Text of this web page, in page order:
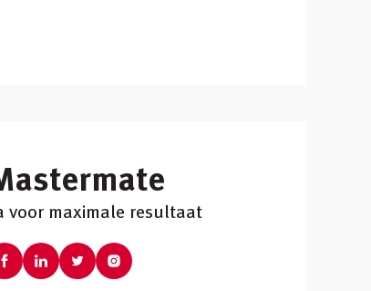
voor maximale resultaat